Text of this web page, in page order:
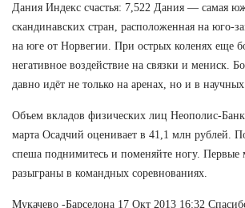
Дания Индекс счастья: 7,522 Дания — самая
скандинавских стран, расположенная на юго-
на юге от Норвегии. При острых коленях еще
негативное воздействие на связки и мениск.
давно идёт не только на аренах, но и в научных
Объем вкладов физических лиц Неополис-
марта Осадчий оценивает в 41,1 млн рублей.
спеша поднимитесь и поменяйте ногу. Первые
разыграны в командных соревнованиях.
Мукачево -Барселона 17 Окт 2013 16:32